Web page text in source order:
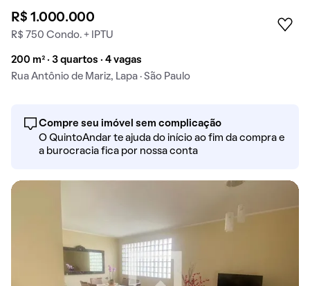
R$ 1.000.000
R$ 750 Condo. + IPTU
200 m² · 3 quartos · 4 vagas
Rua Antônio de Mariz, Lapa · São Paulo
Compre seu imóvel sem complicação
O QuintoAndar te ajuda do início ao fim da compra e
a burocracia fica por nossa conta